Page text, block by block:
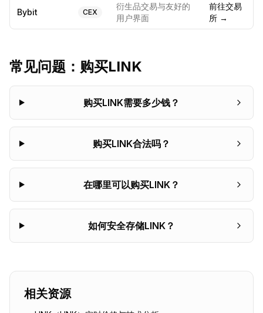
Bybit CEX
衍生品交易与友好的
用户界面
前往交易
所 →
常见问题：购买LINK
购买LINK需要多少钱？
购买LINK合法吗？
在哪里可以购买LINK？
如何安全存储LINK？
相关资源